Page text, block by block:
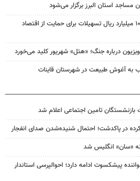
مساجد استان البرز برگزار می‌شود
اختصاص بیش از ۱۰۰۰ میلیارد ریال تسهیلات برای حمایت از اقتصاد
درباره جنگ؛ «هتل» شهریور کلید می‌خورد
به آغوش طبیعت در شهرستان قاینات
بازنشستگان تامین اجتماعی اعلام شد
در پاکدشت؛ احتمال شنیده‌شدن صدای انفجار
«سان» انگلیس شد
پیشکسوت ادامه دارد؛ احوالپرسی استاندار